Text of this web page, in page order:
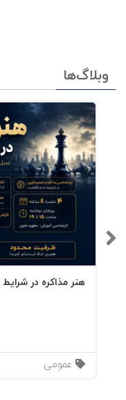
وبلاگ‌ها
هنر مذاکره در شرایط
عمومی